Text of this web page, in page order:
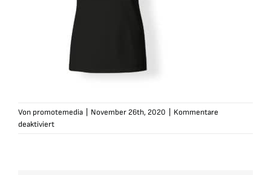
Von promotemedia November 26th, 2020
Kommentare
deaktiviertfür